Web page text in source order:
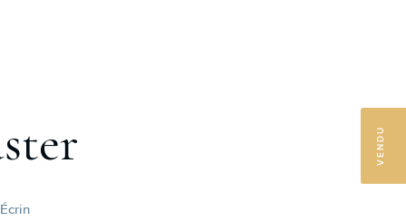
VENDU